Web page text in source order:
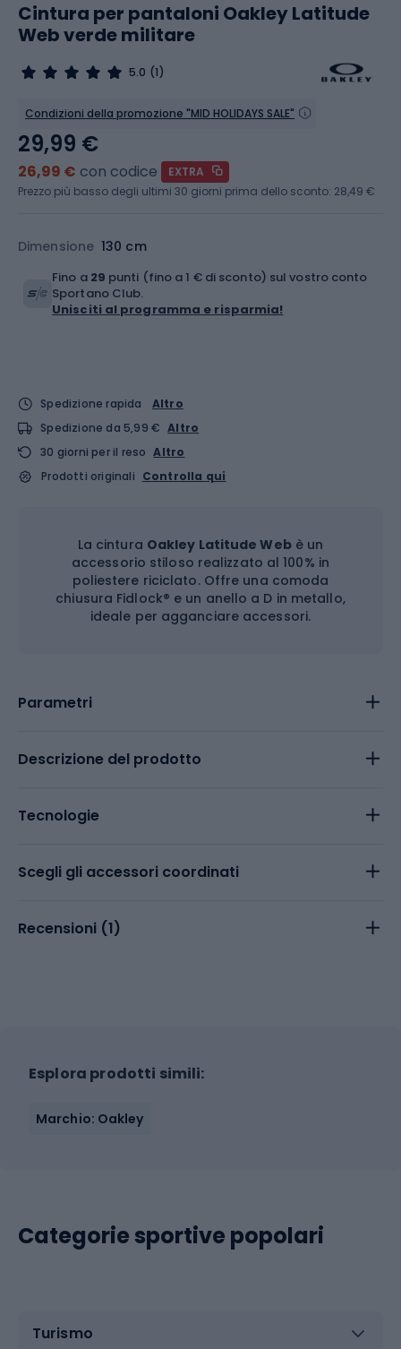
Cintura per pantaloni Oakley Latitude
Web verde militare
5.0 (1)
Condizioni della promozione "MID HOLIDAYS SALE"
Dimensione 130 cm
29,99 €
26,99 € con codice
EXTRA
Prezzo più basso degli ultimi 30 giorni prima dello sconto: 28,49 €
Fino a 29 punti (fino a 1 € di sconto) sul vostro conto
Sportano Club.
Unisciti al programma e risparmia!
Spedizione rapida
Altro
Spedizione da 5,99 € Altro
30 giorni per il reso Altro
Prodotti originali Controlla qui
La cintura Oakley Latitude Webè un
accessorio stiloso realizzato al 100% in
poliestere riciclato. Offre una comoda
chiusura Fidlock® e un anello a D in metallo,
ideale per agganciare accessori.
Parametri
Descrizione del prodotto
Tecnologie
Scegli gli accessori coordinati
Recensioni (1)
Esplora prodotti simili:
Marchio: Oakley
Categorie sportive popolari
Turismo